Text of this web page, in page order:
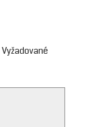
Vyžadované